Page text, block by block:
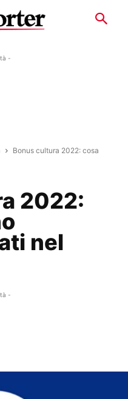
-
Bonus cultura 2022: cosa
2022:
nel
-